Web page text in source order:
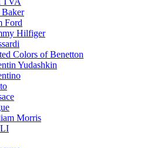
Baker
Ford
Hilfiger
Colors of Benetton
Yudashkin
Morris